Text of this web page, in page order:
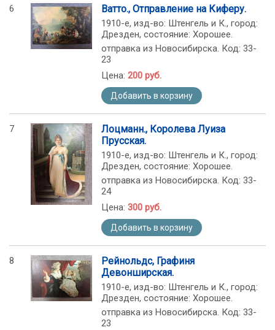
6 Ватто., Отправление на Киферу.
1910-е, изд-во: Штенгель и К., город:
Дрезден, состояние: Хорошее.
отправка из Новосибирска. Код: 33-
23
Цена: 200 руб.
Добавить в корзину
7
Лоцманн., Королева Луиза
Прусская.
1910-е, изд-во: Штенгель и К., город:
Дрезден, состояние: Хорошее.
отправка из Новосибирска. Код: 33-
24
Цена: 300 руб.
Добавить в корзину
8
Рейнольдс, Графиня
Девонширская.
1910-е, изд-во: Штенгель и К., город:
Дрезден, состояние: Хорошее.
отправка из Новосибирска. Код: 33-
23